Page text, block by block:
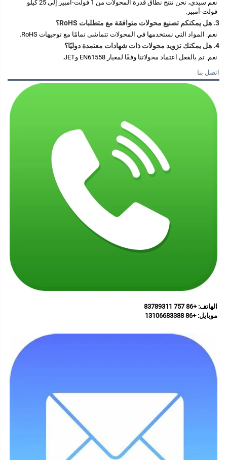
فولت-أمبير.
3. هل يمكنكم تصنيع محولات متوافقة مع متطلبات RoHS؟
نعم. المواد التي نستخدمها في المحولات تتماشى تمامًا مع توجيهات RoHS.
4. هل يمكنك تزويد محولات ذات شهادات معتمدة دوليًا؟
نعم. تم بالفعل اعتماد محولاتنا وفقًا لمعيار EN61558 وJET.
اتصل بنا
الهاتف: +86 757 83789311
موبايل: +86 13106683388